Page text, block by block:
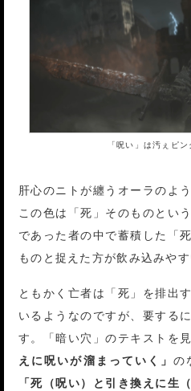
「呪い」は汚ぇピ
肝心のニトが纏うオーラのよ
この色は「死」そのものとい
であった者の中で蓄積した「
ものと捉えた方が飲み込みやす
ともかく亡者は「死」を排出
いるようなのですが、要する
す。「暗い穴」のテキストを見
えに呪いが溜まっていく」の
「死（呪い）と引き換えに生